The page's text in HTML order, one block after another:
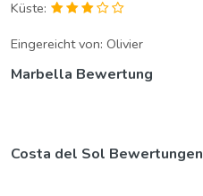
Küste:
Eingereicht von: Olivier
Marbella Bewertung
Costa del Sol Bewertungen